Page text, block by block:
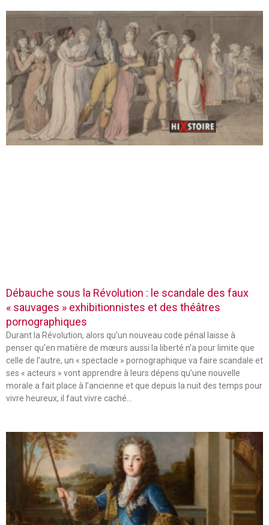
Débauche sous la Révolution : le scandale des faux
« sauvages » exhibitionnistes et des théâtres
pornographiques
Durant la Révolution, alors qu’un nouveau code pénal laisse à
penser qu’en matière de mœurs aussi la liberté n’a pour limite que
celle de l’autre, un « spectacle » pornographique va faire scandale et
ses « acteurs » vont apprendre à leurs dépens qu’une nouvelle
morale a fait place à l’ancienne et que depuis la nuit des temps pour
vivre heureux, il faut vivre caché…